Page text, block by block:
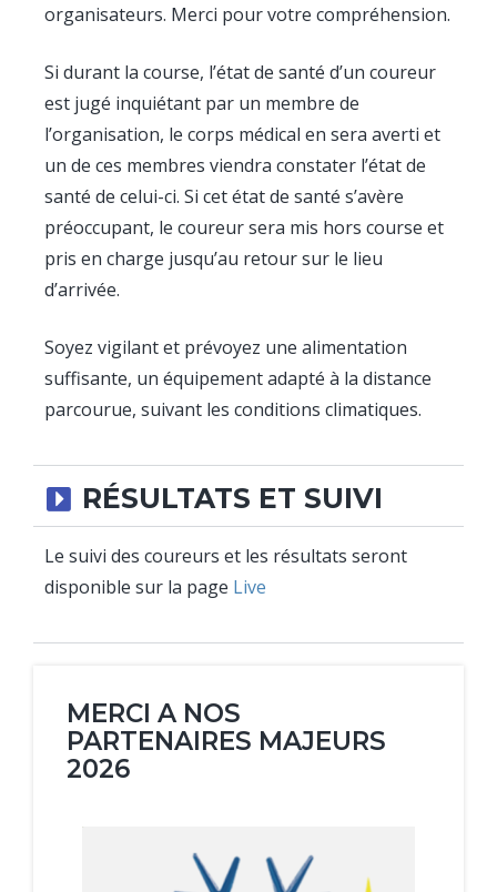
organisateurs. Merci pour votre compréhension.
Si durant la course, l’état de santé d’un coureur
est jugé inquiétant par un membre de
l’organisation, le corps médical en sera averti et
un de ces membres viendra constater l’état de
santé de celui-ci. Si cet état de santé s’avère
préoccupant, le coureur sera mis hors course et
pris en charge jusqu’au retour sur le lieu
d’arrivée.
Soyez vigilant et prévoyez une alimentation
suffisante, un équipement adapté à la distance
parcourue, suivant les conditions climatiques.
RÉSULTATS ET SUIVI
Le suivi des coureurs et les résultats seront
disponible sur la page Live
MERCI A NOS
PARTENAIRES MAJEURS
2026